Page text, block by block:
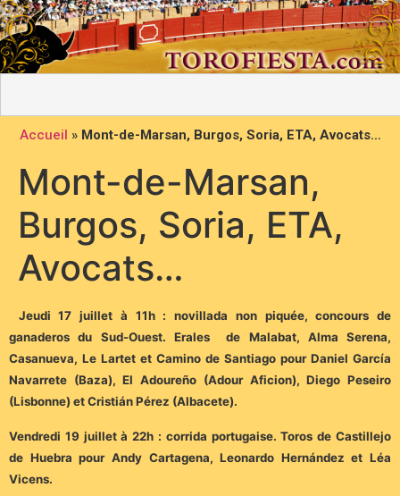
Accueil » Mont-de-Marsan, Burgos, Soria, ETA, Avocats…
Mont-de-Marsan,
Burgos, Soria, ETA,
Avocats…
Jeudi 17 juillet à 11h : novillada non piquée, concours de
ganaderos du Sud-Ouest. Erales de Malabat, Alma Serena,
Casanueva, Le Lartet et Camino de Santiago pour Daniel García
Navarrete (Baza), El Adoureño (Adour Aficion), Diego Peseiro
(Lisbonne) et Cristián Pérez (Albacete).
Vendredi 19 juillet à 22h : corrida portugaise. Toros de Castillejo
de Huebra pour Andy Cartagena, Leonardo Hernández et Léa
Vicens.